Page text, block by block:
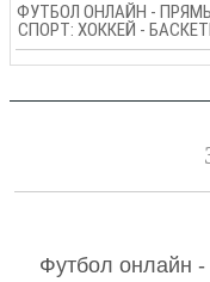
ФУТБОЛ ОНЛАЙН -
СПОРТ: ХОККЕЙ -
Футбол онлайн -